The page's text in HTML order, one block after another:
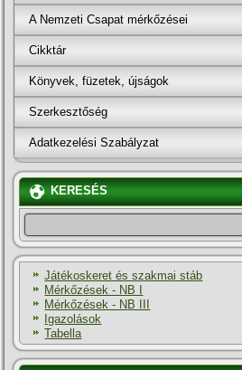
A Nemzeti Csapat mérkőzései
Cikktár
Könyvek, füzetek, újságok
Szerkesztőség
Adatkezelési Szabályzat
KERESÉS
Játékoskeret és szakmai stáb
Mérkőzések - NB I
Mérkőzések - NB III
Igazolások
Tabella